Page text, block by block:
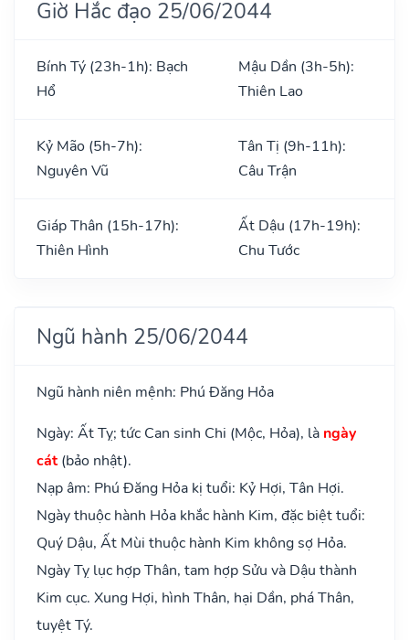
Giờ Hắc đạo 25/06/2044
Bính Tý (23h-1h): Bạch
Hổ
Mậu Dần (3h-5h):
Thiên Lao
Kỷ Mão (5h-7h):
Nguyên Vũ
Tân Tị (9h-11h):
Câu Trận
Giáp Thân (15h-17h):
Thiên Hình
Ất Dậu (17h-19h):
Chu Tước
Ngũ hành 25/06/2044
Ngũ hành niên mệnh: Phú Đăng Hỏa
Ngày: Ất Tỵ; tức Can sinh Chi (Mộc, Hỏa), là ngày
cát(bảo nhật).
Nạp âm: Phú Đăng Hỏa kị tuổi: Kỷ Hợi, Tân Hợi.
Ngày thuộc hành Hỏa khắc hành Kim, đặc biệt tuổi:
Quý Dậu, Ất Mùi thuộc hành Kim không sợ Hỏa.
Ngày Tỵ lục hợp Thân, tam hợp Sửu và Dậu thành
Kim cục. Xung Hợi, hình Thân, hại Dần, phá Thân,
tuyệt Tý.